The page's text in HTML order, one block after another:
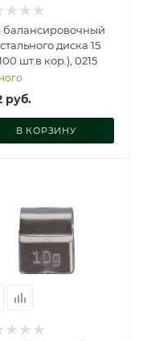
балансировочный
диска 15
шт.в кор.), 0215
руб.
В КОРЗИНУ